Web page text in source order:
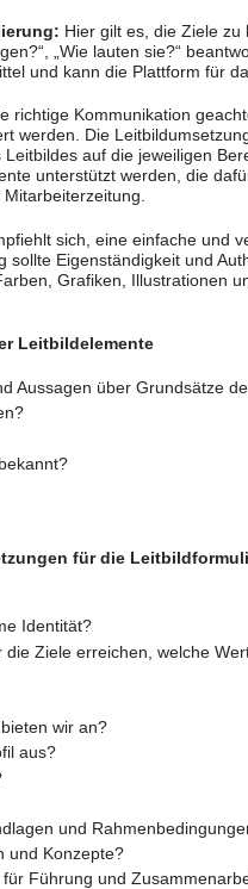
Hier gilt es, die Ziele zu
„Wie lauten sie?“
und kann die Plattform für
richtige Kommunikation
werden. Die
auf die jeweiligen
unterstützt werden, die
sich, eine einfache und
sollte Eigenständigkeit und
Grafiken, Illustrationen
Leitbildelemente
Aussagen über Grundsätze
für die
Identität?
Ziele erreichen, welche
wir an?
aus?
und
und Konzepte?
Führung und